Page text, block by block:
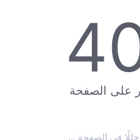
على الصفحة
في الصفحة ...